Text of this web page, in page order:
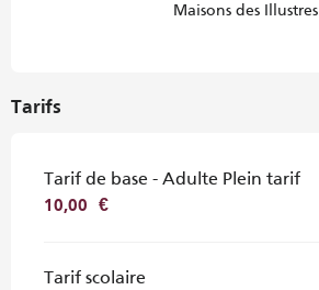
Maisons des Illustres
Tarifs
Tarif de base - Adulte Plein tarif
10,00 €
Tarif scolaire